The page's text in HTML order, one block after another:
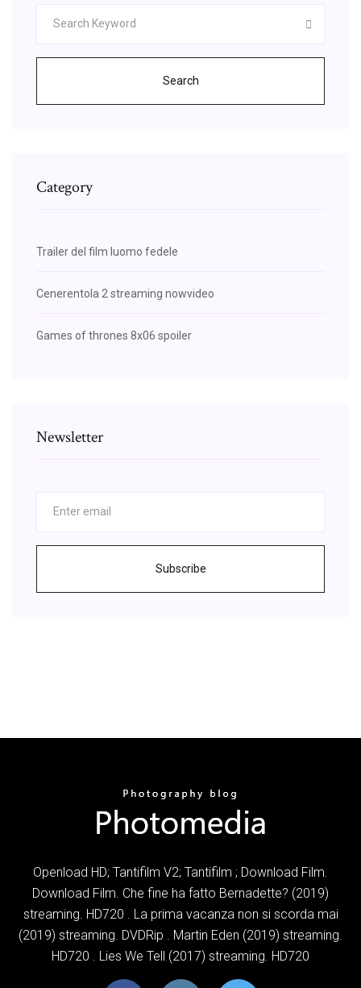
Search
Category
Trailer del film luomo fedele
Cenerentola 2 streaming nowvideo
Games of thrones 8x06 spoiler
Newsletter
Subscribe
Openload HD; Tantifilm V2; Tantifilm ; Download Film.
Download Film. Che fine ha fatto Bernadette? (2019)
streaming. HD720 . La prima vacanza non si scorda mai
(2019) streaming. DVDRip . Martin Eden (2019) streaming.
HD720 . Lies We Tell (2017) streaming. HD720